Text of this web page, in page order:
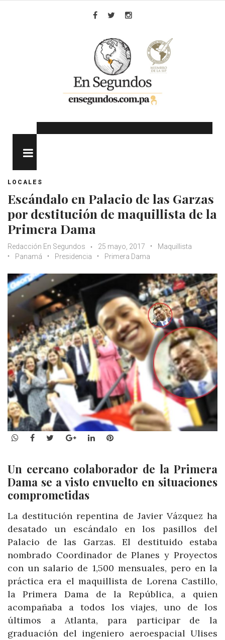
LOCALES
Escándalo en Palacio de las Garzas
por destitución de maquillista de la
Primera Dama
Redacción En Segundos 25 mayo, 2017
Maquillista
Panamá
Presidencia Primera Dama
WhatsApp
Facebook
TwitterGoogle+LinkedInPinterest
Un cercano colaborador de la Primera
Dama se a visto envuelto en situaciones
comprometidas
La destitución repentina de Javier Vázquez ha
desatado un escándalo en los pasillos del
Palacio de las Garzas. El destituido estaba
nombrado Coordinador de Planes y Proyectos
con un salario de 1,500 mensuales, pero en la
práctica era el maquillista de Lorena Castillo,
la Primera Dama de la República, a quien
acompañaba a todos los viajes, uno de los
últimos a Atlanta, para participar de la
graduación del ingeniero aeroespacial Ulises